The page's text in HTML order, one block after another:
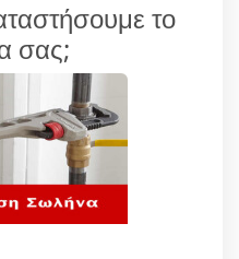
το
σας;